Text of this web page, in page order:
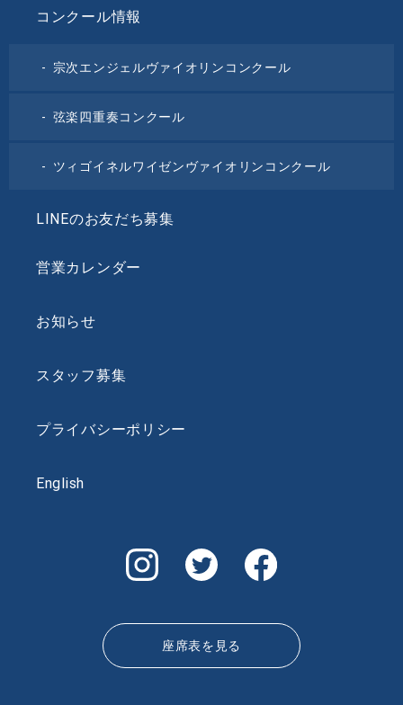
コンクール情報
宗次エンジェルヴァイオリンコンクール
弦楽四重奏コンクール
ツィゴイネルワイゼンヴァイオリンコンクール
LINEのお友だち募集
営業カレンダー
お知らせ
スタッフ募集
プライバシーポリシー
English
座席表を見る